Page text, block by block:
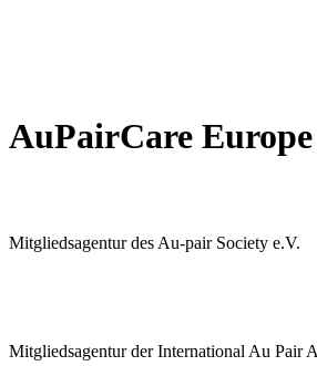
AuPairCare
Mitgliedsagentur des Au-pair Society e.V.
Mitgliedsagentur der International Au Pair